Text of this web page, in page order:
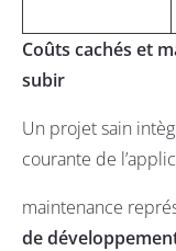
Coûts cachés et
subir
Un projet sain
courante de
maintenance
de